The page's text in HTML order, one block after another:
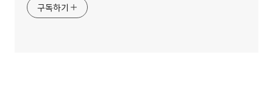
구독하기